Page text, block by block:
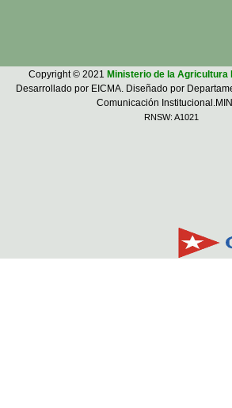
Copyright © 2021 Ministerio de la Agricultura
Desarrollado por EICMA. Diseñado por
Comunicación
RNSW: A1021